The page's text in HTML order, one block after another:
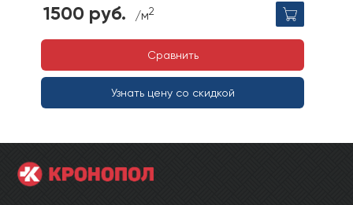
1500 руб. /м2
Сравнить
Узнать цену со скидкой